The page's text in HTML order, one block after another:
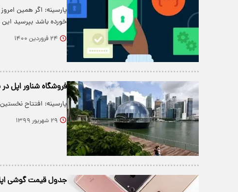
پارسینه: اگر همین
خورده باشد بپرسید
۲۴ فروردین ۱۴۰۰
فروشگاه شناور اپل در
پارسینه: افتتاح
۲۹ شهریور ۱۳۹۹
جدول قیمت گوشی‌ اپل ۱۲